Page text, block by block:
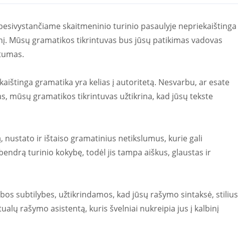
skaitmeninio turinio pasaulyje nepriekaištinga
Mūsų gramatikos tikrintuvas bus jūsų patikimas vadovas
gramatika yra kelias į autoritetą. Nesvarbu, ar esate
mūsų gramatikos tikrintuvas užtikrina, kad jūsų tekste
ir ištaiso gramatinius netikslumus, kurie gali
turinio kokybę, todėl jis tampa aiškus, glaustas ir
subtilybes, užtikrindamos, kad jūsų rašymo sintaksė, stilius
rašymo asistentą, kuris švelniai nukreipia jus į kalbinį